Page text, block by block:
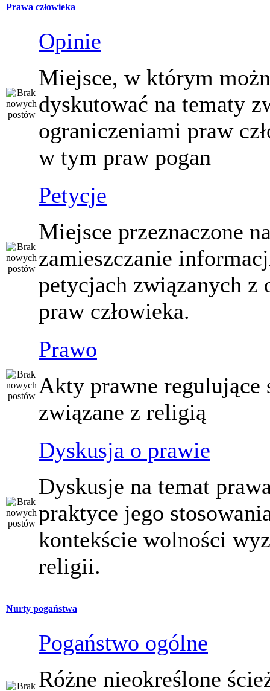
Prawa człowieka
Opinie
Miejsce, w którym
dyskutować na tematy
ograniczeniami praw
w tym praw pogan
Petycje
Miejsce przeznaczone
zamieszczanie
petycjach związanych z
praw człowieka.
Prawo
Akty prawne regulujące
związane z religią
Dyskusja o prawie
Dyskusje na temat
praktyce jego
kontekście wolności
religii.
Nurty pogaństwa
Pogaństwo ogólne
Różne nieokreślone